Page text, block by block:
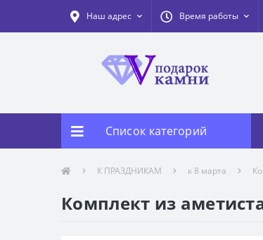
Наш адрес Время работы
Список категорий
К ПРАЗДНИКАМ к 8 марта
Комплект из